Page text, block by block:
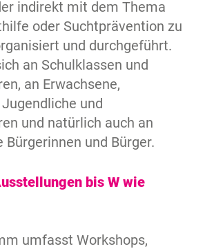
indirekt mit dem Thema
oder Suchtprävention zu
und durchgeführt.
an Schulklassen und
an Erwachsene,
und
und natürlich auch an
Bürgerinnen und Bürger.
bis W wie
umfasst Workshops,